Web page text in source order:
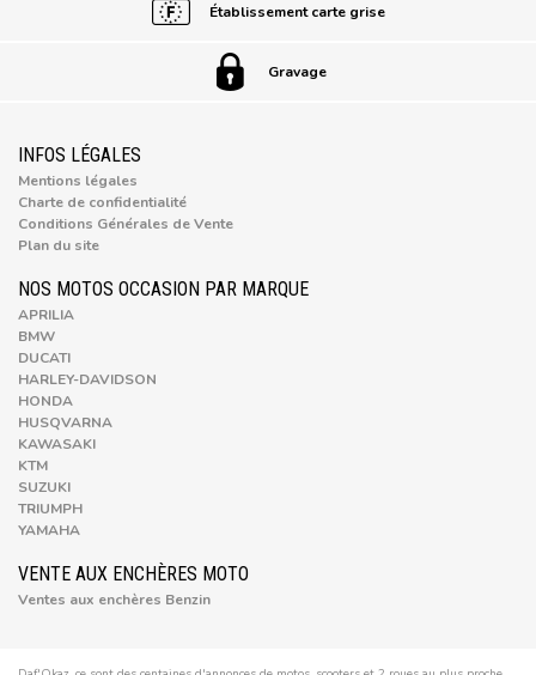
Établissement carte grise
Gravage
INFOS LÉGALES
Mentions légales
Charte de confidentialité
Conditions Générales de Vente
Plan du site
NOS MOTOS OCCASION PAR MARQUE
APRILIA
BMW
DUCATI
HARLEY-DAVIDSON
HONDA
HUSQVARNA
KAWASAKI
KTM
SUZUKI
TRIUMPH
YAMAHA
VENTE AUX ENCHÈRES MOTO
Ventes aux enchères Benzin